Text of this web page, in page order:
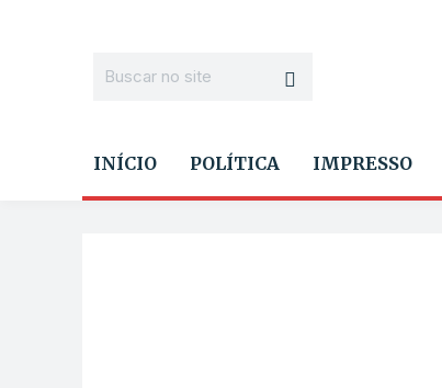
INÍCIO POLÍTICA IMPRESSO